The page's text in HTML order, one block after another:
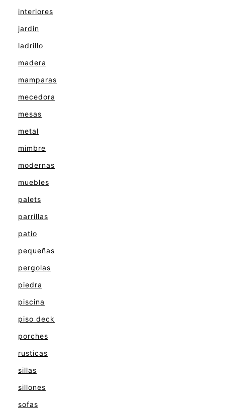
interiores
jardin
ladrillo
madera
mamparas
mecedora
mesas
metal
mimbre
modernas
muebles
palets
parrillas
patio
pequeñas
pergolas
piedra
piscina
piso deck
porches
rusticas
sillas
sillones
sofas